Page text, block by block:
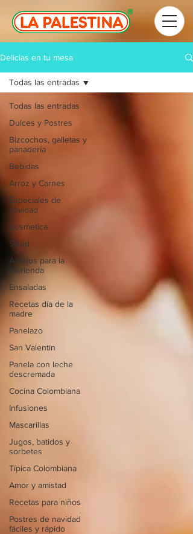
Delicias en tu mesa
Todas las entradas
Dulces y Postres
Bizcochos, galletas y
panadería
Bebidas
Arroz y Carnes
Especiales de
navidad
Cosmetica
Salud
Antojos para la
merienda
Ensaladas
Recetas día de la
madre
Panelazo
San Valentin
Panela con leche
descremada
Cocina Colombiana
Infusiones
Mascarillas
Jugos, batidos y
sorbetes
Típica Colombiana
Amor y amistad
Recetas para niños
Postres de navidad
fáciles y rápido
Todas las entradas